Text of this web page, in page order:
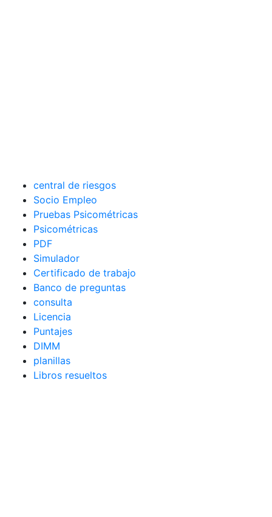
central de riesgos
Socio Empleo
Pruebas Psicométricas
Psicométricas
PDF
Simulador
Certificado de trabajo
Banco de preguntas
consulta
Licencia
Puntajes
DIMM
planillas
Libros resueltos